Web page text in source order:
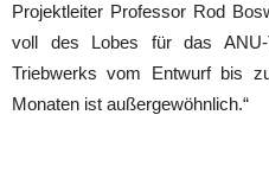
Projektleiter Professor Rod
voll des Lobes für das ANU-
Triebwerks vom Entwurf bis
Monaten ist außergewöhnlich.“